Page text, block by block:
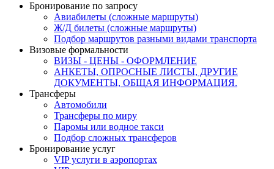
Бронирование по запросу
Авиабилеты (сложные маршруты)
Ж/Д билеты (сложные маршруты)
Подбор маршрутов разными видами транспорта
Визовые формальности
ВИЗЫ - ЦЕНЫ - ОФОРМЛЕНИЕ
АНКЕТЫ, ОПРОСНЫЕ ЛИСТЫ, ДРУГИЕ
ДОКУМЕНТЫ, ОБЩАЯ ИНФОРМАЦИЯ.
Трансферы
Автомобили
Трансферы по миру
Паромы или водное такси
Подбор сложных трансферов
Бронирование услуг
VIP услуги в аэропортах